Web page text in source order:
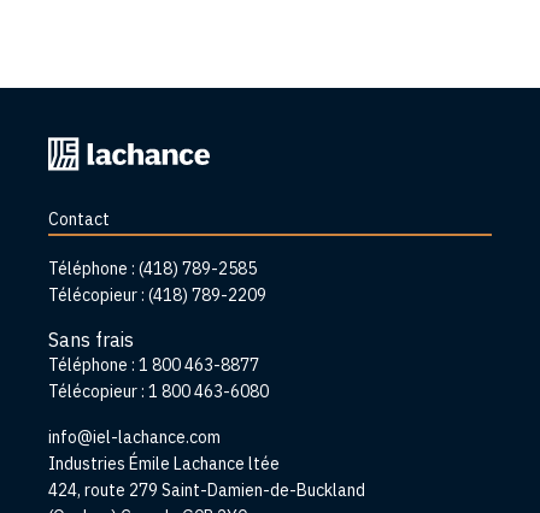
Retourner
à
Contact
Téléphone : (418) 789-2585
Télécopieur : (418) 789-2209
Sans frais
Téléphone : 1 800 463-8877
Télécopieur : 1 800 463-6080
info@iel-lachance.com
Adresse
Industries Émile Lachance ltée
424, route 279 Saint-Damien-de-Buckland